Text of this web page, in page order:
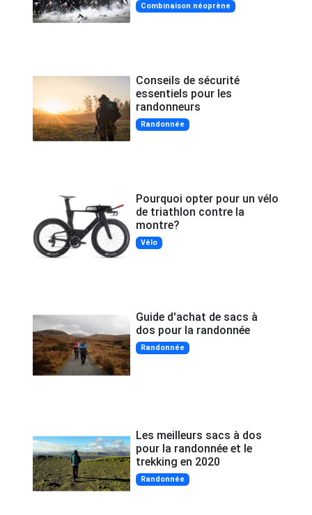
Combinaison néoprène
Conseils de sécurité
essentiels pour les
randonneurs
Randonnée
Pourquoi opter pour un vélo
de triathlon contre la
montre?
Vélo
Guide d'achat de sacs à
dos pour la randonnée
Randonnée
Les meilleurs sacs à dos
pour la randonnée et le
trekking en 2020
Randonnée